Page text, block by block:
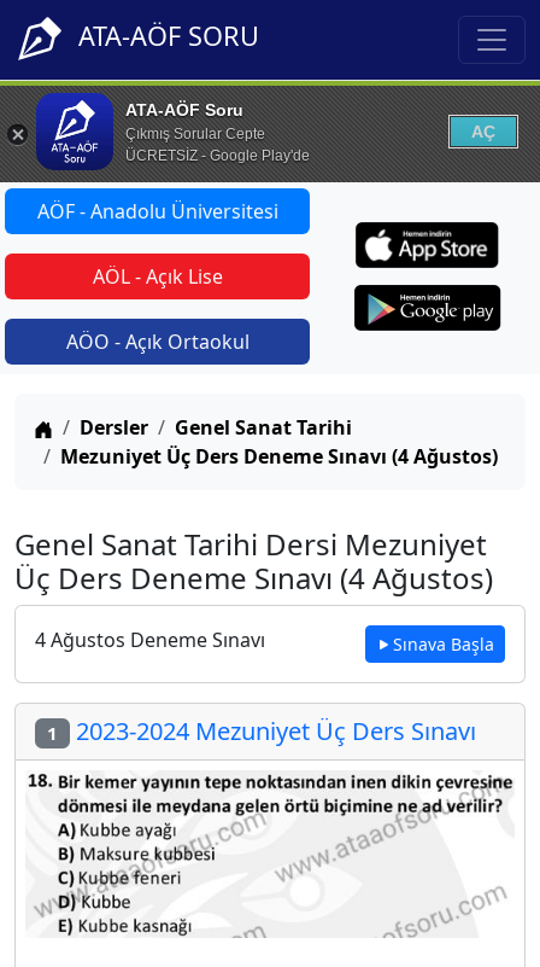
ATA-AÖF SORU
ATA-AÖF Soru
Çıkmış Sorular Cepte
ÜCRETSİZ - Google Play'de
AÇ
AÖF - Anadolu Üniversitesi
AÖL - Açık Lise
AÖO - Açık Ortaokul
Anasayfa
Dersler
Genel Sanat Tarihi
Mezuniyet Üç Ders Deneme Sınavı (4 Ağustos)
Genel Sanat Tarihi Dersi Mezuniyet
Üç Ders Deneme Sınavı (4 Ağustos)
4 Ağustos Deneme Sınavı Sınava Başla
1 2023-2024 Mezuniyet Üç Ders Sınavı